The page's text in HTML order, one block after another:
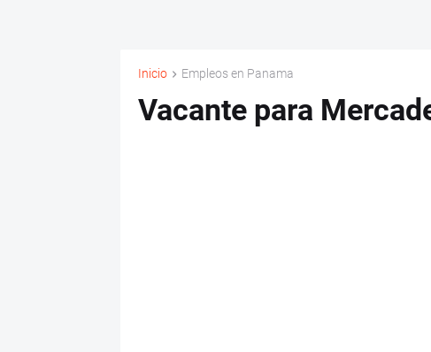
Inicio Empleos en Panama
Vacante para